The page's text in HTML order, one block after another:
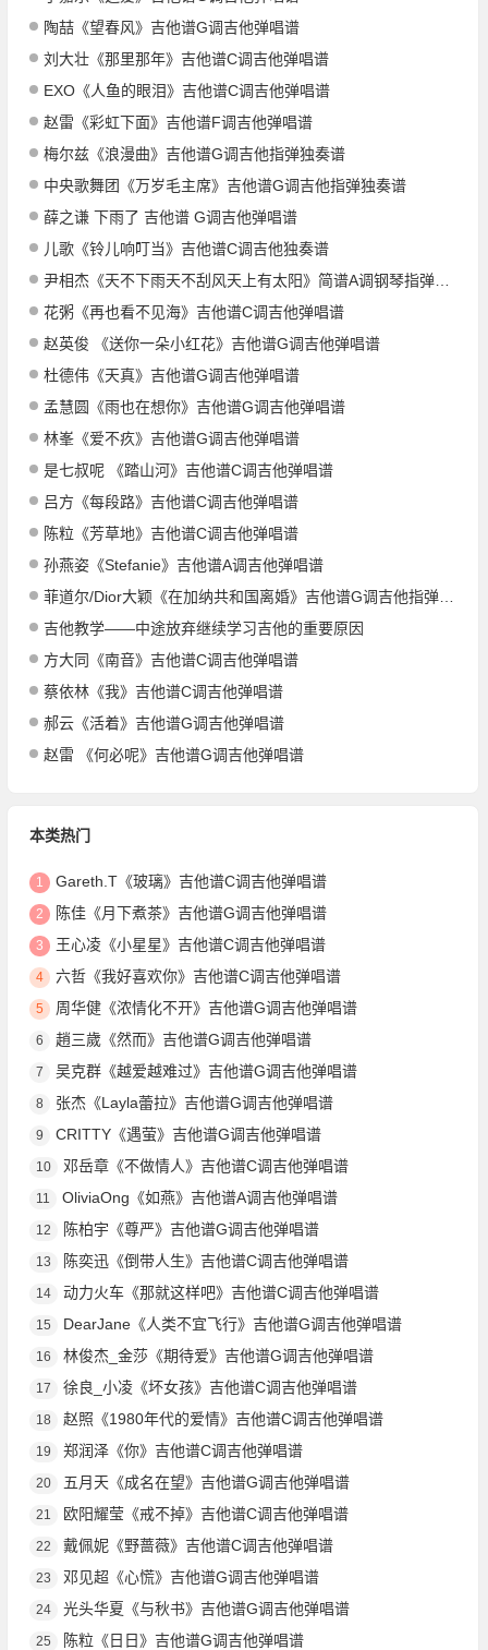
陶喆《望春风》吉他谱G调吉他弹唱谱
刘大壮《那里那年》吉他谱C调吉他弹唱谱
EXO《人鱼的眼泪》吉他谱C调吉他弹唱谱
赵雷《彩虹下面》吉他谱F调吉他弹唱谱
梅尔兹《浪漫曲》吉他谱G调吉他指弹独奏谱
中央歌舞团《万岁毛主席》吉他谱G调吉他指弹独奏谱
薛之谦 下雨了 吉他谱 G调吉他弹唱谱
儿歌《铃儿响叮当》吉他谱C调吉他独奏谱
尹相杰《天不下雨天不刮风天上有太阳》简谱A调钢琴指弹独奏谱
花粥《再也看不见海》吉他谱C调吉他弹唱谱
赵英俊 《送你一朵小红花》吉他谱G调吉他弹唱谱
杜德伟《天真》吉他谱G调吉他弹唱谱
孟慧圆《雨也在想你》吉他谱G调吉他弹唱谱
林峯《爱不疚》吉他谱G调吉他弹唱谱
是七叔呢 《踏山河》吉他谱C调吉他弹唱谱
吕方《每段路》吉他谱C调吉他弹唱谱
陈粒《芳草地》吉他谱C调吉他弹唱谱
孙燕姿《Stefanie》吉他谱A调吉他弹唱谱
菲道尔/Dior大颖《在加纳共和国离婚》吉他谱G调吉他指弹独奏谱
吉他教学——中途放弃继续学习吉他的重要原因
方大同《南音》吉他谱C调吉他弹唱谱
蔡依林《我》吉他谱C调吉他弹唱谱
郝云《活着》吉他谱G调吉他弹唱谱
赵雷 《何必呢》吉他谱G调吉他弹唱谱
本类热门
1 Gareth.T《玻璃》吉他谱C调吉他弹唱谱
2 陈佳《月下煮茶》吉他谱G调吉他弹唱谱
3 王心凌《小星星》吉他谱C调吉他弹唱谱
4 六哲《我好喜欢你》吉他谱C调吉他弹唱谱
5 周华健《浓情化不开》吉他谱G调吉他弹唱谱
6 趙三歲《然而》吉他谱G调吉他弹唱谱
7 吴克群《越爱越难过》吉他谱G调吉他弹唱谱
8 张杰《Layla蕾拉》吉他谱G调吉他弹唱谱
9 CRITTY《遇萤》吉他谱G调吉他弹唱谱
10 邓岳章《不做情人》吉他谱C调吉他弹唱谱
11 OliviaOng《如燕》吉他谱A调吉他弹唱谱
12 陈柏宇《尊严》吉他谱G调吉他弹唱谱
13 陈奕迅《倒带人生》吉他谱C调吉他弹唱谱
14 动力火车《那就这样吧》吉他谱C调吉他弹唱谱
15 DearJane《人类不宜飞行》吉他谱G调吉他弹唱谱
16 林俊杰_金莎《期待爱》吉他谱G调吉他弹唱谱
17 徐良_小凌《坏女孩》吉他谱C调吉他弹唱谱
18 赵照《1980年代的爱情》吉他谱C调吉他弹唱谱
19 郑润泽《你》吉他谱C调吉他弹唱谱
20 五月天《成名在望》吉他谱G调吉他弹唱谱
21 欧阳耀莹《戒不掉》吉他谱C调吉他弹唱谱
22 戴佩妮《野蔷薇》吉他谱C调吉他弹唱谱
23 邓见超《心慌》吉他谱G调吉他弹唱谱
24 光头华夏《与秋书》吉他谱G调吉他弹唱谱
25 陈粒《日日》吉他谱G调吉他弹唱谱